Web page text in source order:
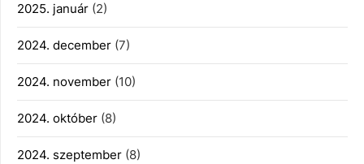
2025. január (2)
2024. december (7)
2024. november (10)
2024. október (8)
2024. szeptember (8)